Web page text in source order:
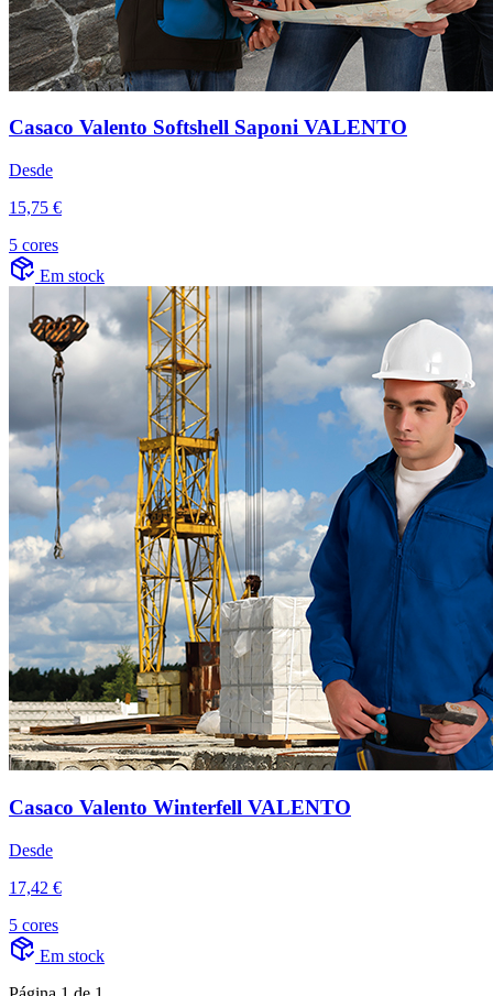
Casaco Valento Softshell Saponi VALENTO
Desde
15,75 €
5 cores
Em stock
Casaco Valento Winterfell VALENTO
Desde
17,42 €
5 cores
Em stock